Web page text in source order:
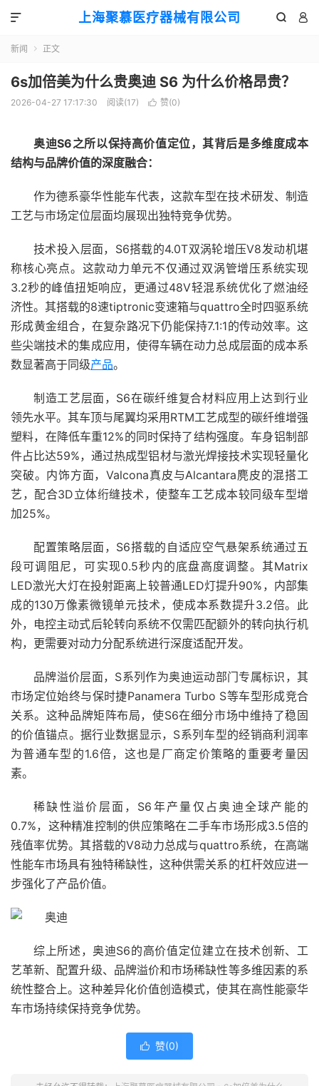
上海聚慕医疗器械有限公司  

新闻  正文
6s加倍美为什么贵奥迪 S6 为什么价格昂贵？
2026-04-27 17:17:30 阅读(17)  赞(0)
奥迪S6之所以保持高价值定位，其背后是多维度成本
结构与品牌价值的深度融合：
作为德系豪华性能车代表，这款车型在技术研发、制造
工艺与市场定位层面均展现出独特竞争优势。
技术投入层面，S6搭载的4.0T双涡轮增压V8发动机堪
称核心亮点。这款动力单元不仅通过双涡管增压系统实现
3.2秒的峰值扭矩响应，更通过48V轻混系统优化了燃油经
济性。其搭载的8速tiptronic变速箱与quattro全时四驱系统
形成黄金组合，在复杂路况下仍能保持7.1:1的传动效率。这
些尖端技术的集成应用，使得车辆在动力总成层面的成本系
数显著高于同级产品。
制造工艺层面，S6在碳纤维复合材料应用上达到行业
领先水平。其车顶与尾翼均采用RTM工艺成型的碳纤维增强
塑料，在降低车重12%的同时保持了结构强度。车身铝制部
件占比达59%，通过热成型铝材与激光焊接技术实现轻量化
突破。内饰方面，Valcona真皮与Alcantara麂皮的混搭工
艺，配合3D立体绗缝技术，使整车工艺成本较同级车型增
加25%。
配置策略层面，S6搭载的自适应空气悬架系统通过五
段可调阻尼，可实现0.5秒内的底盘高度调整。其Matrix
LED激光大灯在投射距离上较普通LED灯提升90%，内部集
成的130万像素微镜单元技术，使成本系数提升3.2倍。此
外，电控主动式后轮转向系统不仅需匹配额外的转向执行机
构，更需要对动力分配系统进行深度适配开发。
品牌溢价层面，S系列作为奥迪运动部门专属标识，其
市场定位始终与保时捷Panamera Turbo S等车型形成竞合
关系。这种品牌矩阵布局，使S6在细分市场中维持了稳固
的价值锚点。据行业数据显示，S系列车型的经销商利润率
为普通车型的1.6倍，这也是厂商定价策略的重要考量因
素。
稀缺性溢价层面，S6年产量仅占奥迪全球产能的
0.7%，这种精准控制的供应策略在二手车市场形成3.5倍的
残值率优势。其搭载的V8动力总成与quattro系统，在高端
性能车市场具有独特稀缺性，这种供需关系的杠杆效应进一
步强化了产品价值。
综上所述，奥迪S6的高价值定位建立在技术创新、工
艺革新、配置升级、品牌溢价和市场稀缺性等多维因素的系
统性整合上。这种差异化价值创造模式，使其在高性能豪华
车市场持续保持竞争优势。
 赞(0)